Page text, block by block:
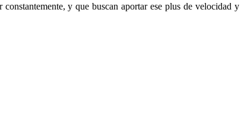
y que buscan aportar ese plus de velocidad y